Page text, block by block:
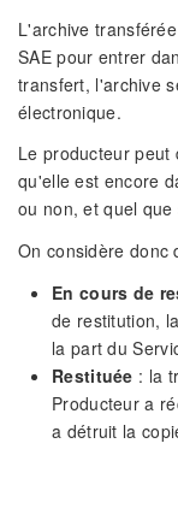
L'archive
SAE pour entrer
transfert, l'archive
électronique.
Le producteur peut
qu'elle est encore
ou non, et quel
On considère donc
En cours de
de restitution,
la part du
Restituée : la
Producteur a
a détruit la